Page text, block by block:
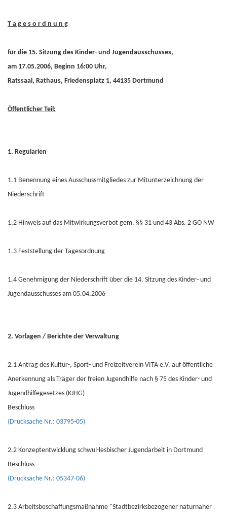
T a g e s o r d n u n g
für die 15. Sitzung des Kinder- und Jugendausschusses,
am 17.05.2006, Beginn 16:00 Uhr,
Ratssaal, Rathaus, Friedensplatz 1, 44135 Dortmund
Öffentlicher Teil:
1. Regularien
1.1 Benennung eines Ausschussmitgliedes zur Mitunterzeichnung der
Niederschrift
1.2 Hinweis auf das Mitwirkungsverbot gem. §§ 31 und 43 Abs. 2 GO NW
1.3 Feststellung der Tagesordnung
1.4 Genehmigung der Niederschrift über die 14. Sitzung des Kinder- und
Jugendausschusses am 05.04.2006
2. Vorlagen / Berichte der Verwaltung
2.1 Antrag des Kultur-, Sport- und Freizeitverein VITA e.V. auf öffentliche
Anerkennung als Träger der freien Jugendhilfe nach § 75 des Kinder- und
Jugendhilfegesetzes (KJHG)
Beschluss
(Drucksache Nr.: 03795-05)
2.2 Konzeptentwicklung schwul-lesbischer Jugendarbeit in Dortmund
Beschluss
(Drucksache Nr.: 05347-06)
2.3 Arbeitsbeschaffungsmaßnahme "Stadtbezirksbezogener naturnaher